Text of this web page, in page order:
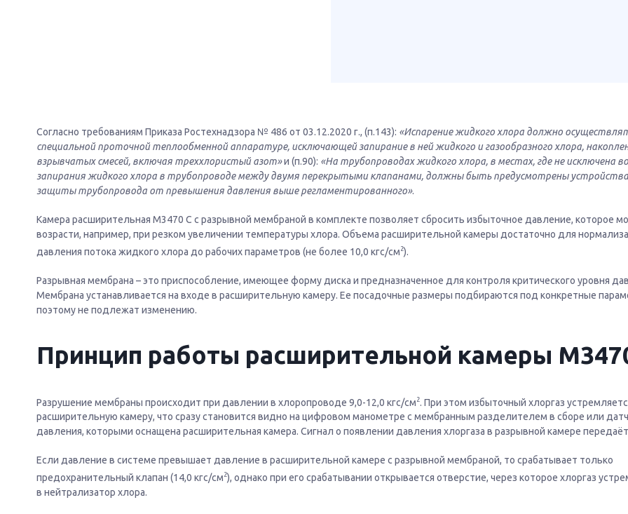
Согласно требованиям Приказа Ростехнадзора № 486 от 03.12.2020 г., (п.143): «Испарение жидкого хлора должно
специальной проточной теплообменной аппаратуре, исключающей запирание в ней жидкого и газообразного хлора,
взрывчатых смесей, включая треххлористый азот»и (п.90): «На трубопроводах жидкого хлора, в местах, где не исключена
запирания жидкого хлора в трубопроводе между двумя перекрытыми клапанами, должны быть предусмотрены
защиты трубопровода от превышения давления выше регламентированного».
Камера расширительная М3470 С с разрывной мембраной в комплекте позволяет сбросить избыточное давление, которое
возрасти, например, при резком увеличении температуры хлора. Объема расширительной камеры достаточно для
давления потока жидкого хлора до рабочих параметров (не более 10,0 кгс/см 2).
Разрывная мембрана – это приспособление, имеющее форму диска и предназначенное для контроля критического уровня
Мембрана устанавливается на входе в расширительную камеру. Ее посадочные размеры подбираются под конкретные
поэтому не подлежат изменению.
Принцип работы расширительной камеры
Разрушение мембраны происходит при давлении в хлоропроводе 9,0-12,0 кгс/см 2. При этом избыточный хлоргаз
расширительную камеру, что сразу становится видно на цифровом манометре с мембранным разделителем в сборе или
давления, которыми оснащена расширительная камера. Сигнал о появлении давления хлоргаза в разрывной камере
Если давление в системе превышает давление в расширительной камере с разрывной мембраной, то срабатывает только
предохранительный клапан (14,0 кгс/см 2), однако при его срабатывании открывается отверстие, через которое хлоргаз
в нейтрализатор хлора.